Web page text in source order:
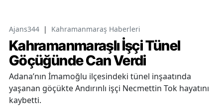
Ajans344 | Kahramanmaraş Haberleri
Kahramanmaraşlı İşçi Tünel
Göçüğünde Can Verdi
Adana’nın İmamoğlu ilçesindeki tünel inşaatında
yaşanan göçükte Andırınlı işçi Necmettin Tok hayatını
kaybetti.